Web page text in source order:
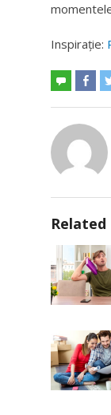
Inspirație:
Related